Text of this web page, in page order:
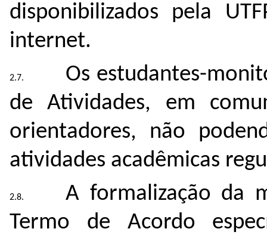
disponibilizados pela
internet.
Os estudantes-
de Atividades, em
orientadores, não
atividades acadêmicas
A formalização da
Termo de Acordo